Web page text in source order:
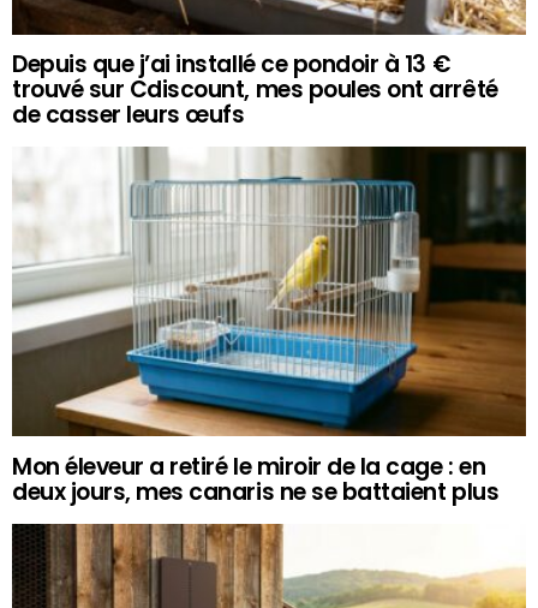
Depuis que j’ai installé ce pondoir à 13 €
trouvé sur Cdiscount, mes poules ont arrêté
de casser leurs œufs
Mon éleveur a retiré le miroir de la cage : en
deux jours, mes canaris ne se battaient plus